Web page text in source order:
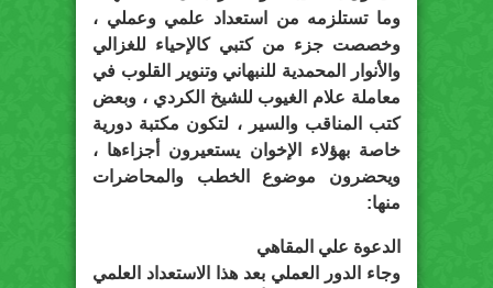
وما تستلزمه من استعداد علمي وعملي ،
وخصصت جزء من كتبي كالإحياء للغزالي
والأنوار المحمدية للنبهاني وتنوير القلوب في
معاملة علام الغيوب للشيخ الكردي ، وبعض
كتب المناقب والسير ، لتكون مكتبة دورية
خاصة بهؤلاء الإخوان يستعيرون أجزاءها ،
ويحضرون موضوع الخطب والمحاضرات
منها:
الدعوة علي المقاهي
وجاء الدور العملي بعد هذا الاستعداد العلمي